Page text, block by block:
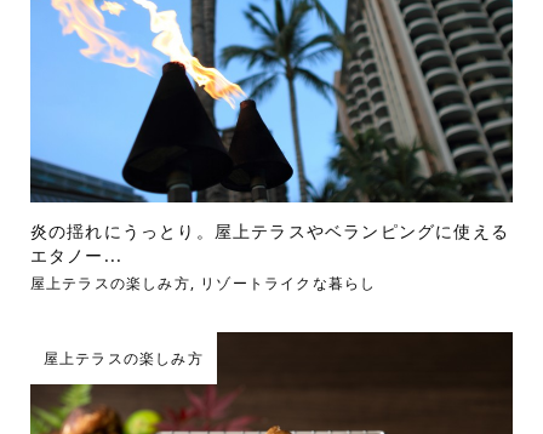
炎の揺れにうっとり。屋上テラスやベランピングに使える
エタノー...
屋上テラスの楽しみ方, リゾートライクな暮らし
屋上テラスの楽しみ方